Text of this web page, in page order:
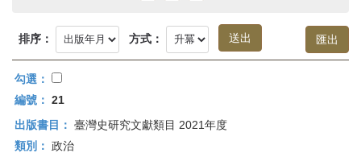
首
頁
排序： 方式：
勾選：
編號： 21
出版書目： 臺灣史研究文獻類目 2021年度
類別： 政治